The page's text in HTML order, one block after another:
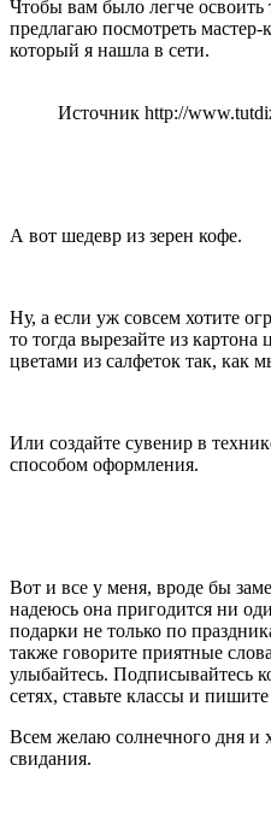
Чтобы вам было легче
предлагаю посмотреть
который я нашла в сети.
Источник http://
А вот шедевр из зерен кофе.
Ну, а если уж совсем хотите
то тогда вырезайте из
цветами из салфеток так, как
Или создайте сувенир в
способом оформления.
Вот и все у меня, вроде бы
надеюсь она пригодится ни
подарки не только по
также говорите приятные
улыбайтесь. Подписывайтесь
сетях, ставьте классы и
Всем желаю солнечного дня и
свидания.